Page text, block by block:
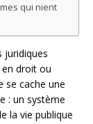
qui nient
juridiques
droit ou
se cache une
: un système
la vie publique